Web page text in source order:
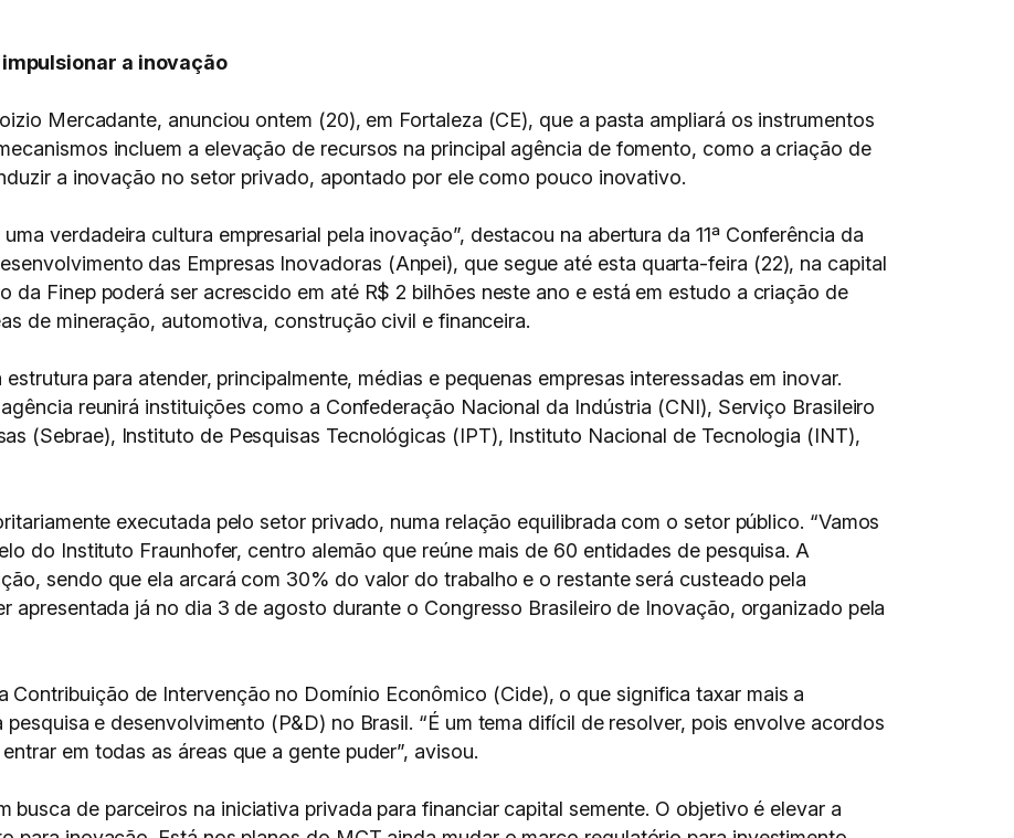
a inovação
Mercadante, anunciou ontem (20), em Fortaleza (CE), que a pasta ampliará os instrumentos
incluem a elevação de recursos na principal agência de fomento, como a criação de
a inovação no setor privado, apontado por ele como pouco inovativo.
verdadeira cultura empresarial pela inovação”, destacou na abertura da 11ª Conferência da
das Empresas Inovadoras (Anpei), que segue até esta quarta-feira (22), na capital
da Finep poderá ser acrescido em até R$ 2 bilhões neste ano e está em estudo a criação de
de mineração, automotiva, construção civil e financeira.
para atender, principalmente, médias e pequenas empresas interessadas em inovar.
reunirá instituições como a Confederação Nacional da Indústria (CNI), Serviço Brasileiro
(Sebrae), Instituto de Pesquisas Tecnológicas (IPT), Instituto Nacional de Tecnologia (INT),
executada pelo setor privado, numa relação equilibrada com o setor público. “Vamos
do Instituto Fraunhofer, centro alemão que reúne mais de 60 entidades de pesquisa. A
sendo que ela arcará com 30% do valor do trabalho e o restante será custeado pela
apresentada já no dia 3 de agosto durante o Congresso Brasileiro de Inovação, organizado pela
Contribuição de Intervenção no Domínio Econômico (Cide), o que significa taxar mais a
e desenvolvimento (P&D) no Brasil. “É um tema difícil de resolver, pois envolve acordos
em todas as áreas que a gente puder”, avisou.
busca de parceiros na iniciativa privada para financiar capital semente. O objetivo é elevar a